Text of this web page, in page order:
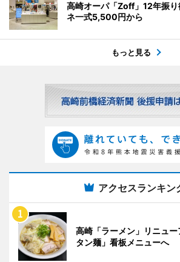
高崎オーパ「Zoff」12年振
ネ一式5,500円から
もっと見る
アクセスランキン
高崎「ラーメン」リニュ
タン麺」看板メニューへ